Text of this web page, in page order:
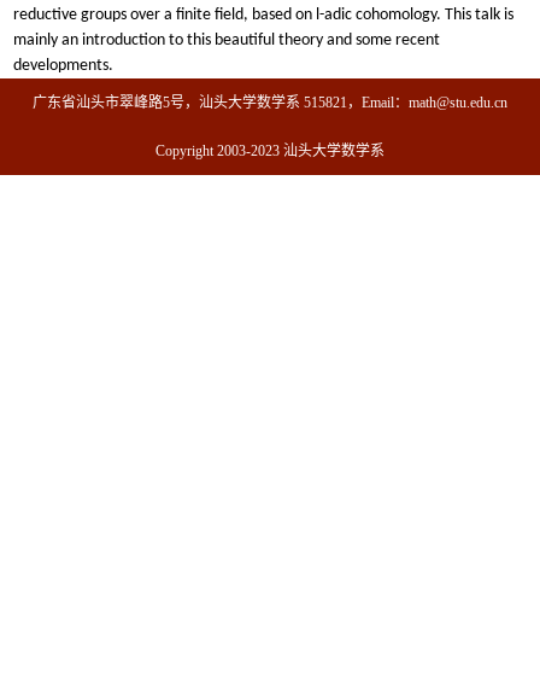
reductive groups over a finite field, based on l-adic cohomology. This talk is
mainly an introduction to this beautiful theory and some recent
developments.
广东省汕头市翠峰路5号，汕头大学数学系 515821，Email：math@stu.edu.cn
Copyright 2003-2023 汕头大学数学系